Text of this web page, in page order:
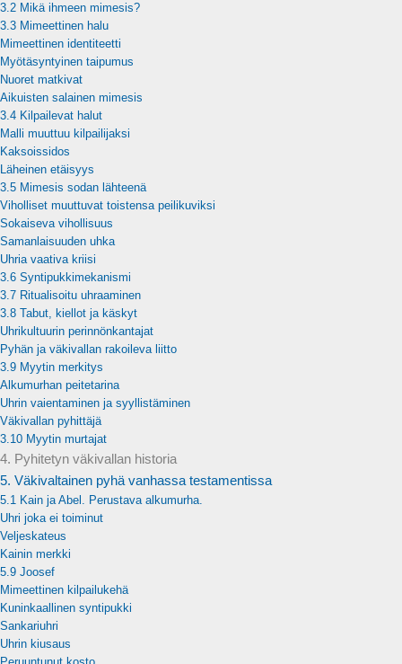
3.2 Mikä ihmeen mimesis?
3.3 Mimeettinen halu
Mimeettinen identiteetti
Myötäsyntyinen taipumus
Nuoret matkivat
Aikuisten salainen mimesis
3.4 Kilpailevat halut
Malli muuttuu kilpailijaksi
Kaksoissidos
Läheinen etäisyys
3.5 Mimesis sodan lähteenä
Viholliset muuttuvat toistensa peilikuviksi
Sokaiseva vihollisuus
Samanlaisuuden uhka
Uhria vaativa kriisi
3.6 Syntipukkimekanismi
3.7 Ritualisoitu uhraaminen
3.8 Tabut, kiellot ja käskyt
Uhrikultuurin perinnönkantajat
Pyhän ja väkivallan rakoileva liitto
3.9 Myytin merkitys
Alkumurhan peitetarina
Uhrin vaientaminen ja syyllistäminen
Väkivallan pyhittäjä
3.10 Myytin murtajat
4. Pyhitetyn väkivallan historia
5. Väkivaltainen pyhä vanhassa testamentissa
5.1 Kain ja Abel. Perustava alkumurha.
Uhri joka ei toiminut
Veljeskateus
Kainin merkki
5.9 Joosef
Mimeettinen kilpailukehä
Kuninkaallinen syntipukki
Sankariuhri
Uhrin kiusaus